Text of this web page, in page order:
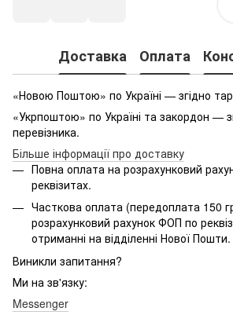
Доставка Оплата
«Новою Поштою» по Україні — згідно
«Укрпоштою» по Україні та закордон —
перевізника.
Більше інформації про доставку
Повна оплата на розрахунковий
реквізитах.
Часткова оплата (передоплата 150
розрахунковий рахунок ФОП по
отриманні на відділенні Нової Пошти.
Виникли запитання?
Ми на зв'язку:
Messenger